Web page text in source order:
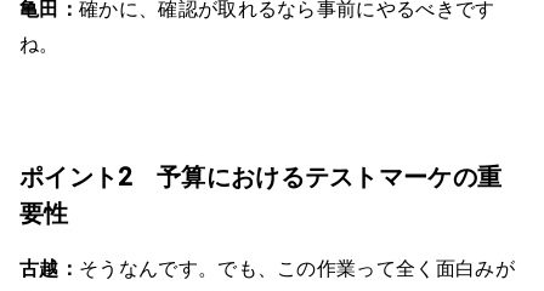
亀田： 確かに、確認が取れるなら事前にやるべきです
ね。
ポイント2 予算におけるテストマーケの重
要性
古越： そうなんです。でも、この作業って全く面白みが